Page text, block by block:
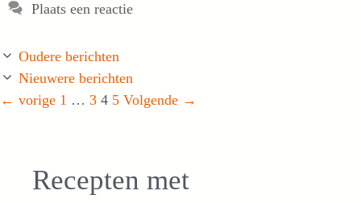
Plaats een reactie
Oudere berichten
Nieuwere berichten
← vorige Pagina
1 … Pagina
3 Pagina
4 Pagina
5 Volgende →
Recepten met